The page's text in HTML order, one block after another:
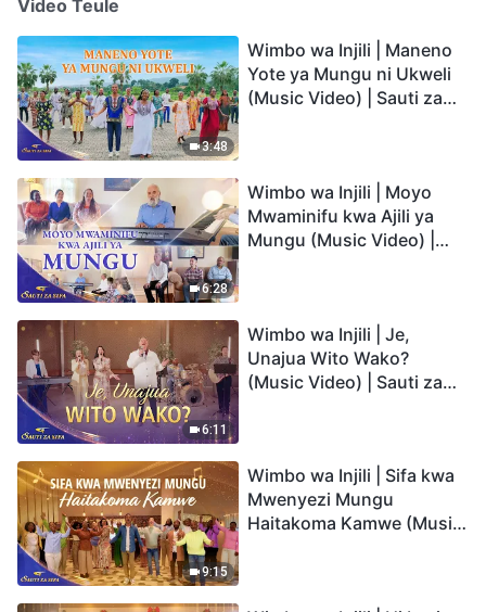
Video Teule
3:48
Wimbo wa Injili | Maneno
Yote ya Mungu ni Ukweli
(Music Video) | Sauti za
6:28
Wimbo wa Injili | Moyo
Mwaminifu kwa Ajili ya
Mungu (Music Video) |
6:11
Wimbo wa Injili | Je,
Unajua Wito Wako?
(Music Video) | Sauti za
9:15
Wimbo wa Injili | Sifa kwa
Mwenyezi Mungu
Haitakoma Kamwe (Music